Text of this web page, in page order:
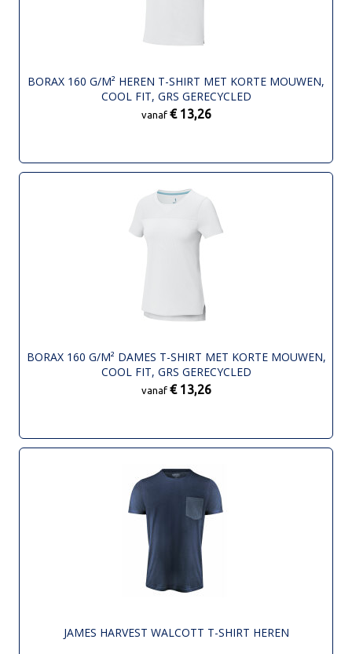
BORAX 160 G/M² HEREN T-SHIRT MET KORTE MOUWEN,
COOL FIT, GRS GERECYCLED
vanaf € 13,26
BORAX 160 G/M² DAMES T-SHIRT MET KORTE MOUWEN,
COOL FIT, GRS GERECYCLED
vanaf € 13,26
JAMES HARVEST WALCOTT T-SHIRT HEREN